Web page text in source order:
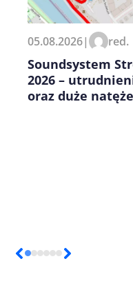
05.08.2026| red.
Soundsystem
2026 –
oraz duże